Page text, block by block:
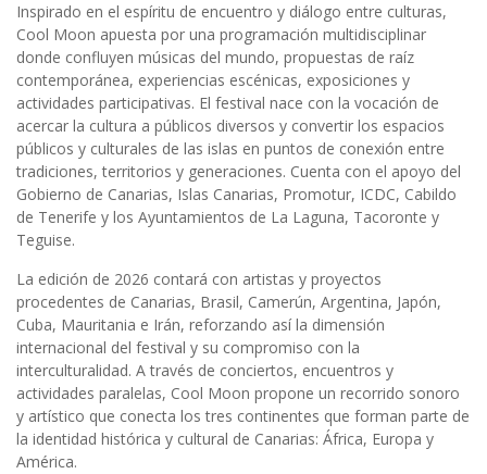
Inspirado en el espíritu de encuentro y diálogo entre culturas,
Cool Moon apuesta por una programación multidisciplinar
donde confluyen músicas del mundo, propuestas de raíz
contemporánea, experiencias escénicas, exposiciones y
actividades participativas. El festival nace con la vocación de
acercar la cultura a públicos diversos y convertir los espacios
públicos y culturales de las islas en puntos de conexión entre
tradiciones, territorios y generaciones. Cuenta con el apoyo del
Gobierno de Canarias, Islas Canarias, Promotur, ICDC, Cabildo
de Tenerife y los Ayuntamientos de La Laguna, Tacoronte y
Teguise.
La edición de 2026 contará con artistas y proyectos
procedentes de Canarias, Brasil, Camerún, Argentina, Japón,
Cuba, Mauritania e Irán, reforzando así la dimensión
internacional del festival y su compromiso con la
interculturalidad. A través de conciertos, encuentros y
actividades paralelas, Cool Moon propone un recorrido sonoro
y artístico que conecta los tres continentes que forman parte de
la identidad histórica y cultural de Canarias: África, Europa y
América.